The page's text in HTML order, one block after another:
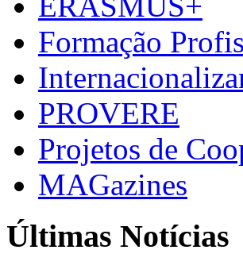
Formação
PROVERE
Projetos de
MAGazines
Últimas Notícias